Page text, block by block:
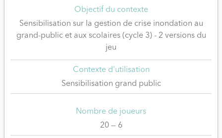
Objectif du contexte
Sensibilisation sur la gestion de crise inondation au
grand-public et aux scolaires (cycle 3) - 2 versions du
jeu
Contexte d'utilisation
Sensibilisation grand public
Nombre de joueurs
20 — 6